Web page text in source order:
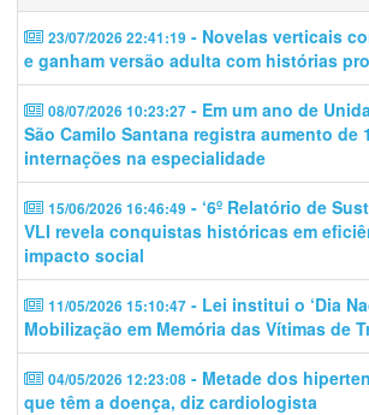
23/07/2026 22:41:19 - Novelas verticais
e ganham versão adulta com histórias
08/07/2026 10:23:27 - Em um ano de
São Camilo Santana registra aumento de
internações na especialidade
15/06/2026 16:46:49 - ‘6º Relatório de
VLI revela conquistas históricas em
impacto social
11/05/2026 15:10:47 - Lei institui o ‘Dia
Mobilização em Memória das Vítimas de
04/05/2026 12:23:08 - Metade dos
que têm a doença, diz cardiologista